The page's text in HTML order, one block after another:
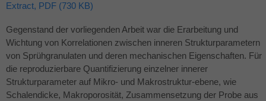
Extract, PDF (730 KB)
Gegenstand der vorliegenden Arbeit war die Erarbeitung und
Wichtung von Korrelationen zwischen inneren Strukturparametern
von Sprühgranulaten und deren mechanischen Eigenschaften. Für
die reproduzierbare Quantifizierung einzelner innerer
Strukturparameter auf Mikro- und Makrostruktur-ebene, wie
Schalendicke, Makroporosität, Zusammensetzung der Probe aus